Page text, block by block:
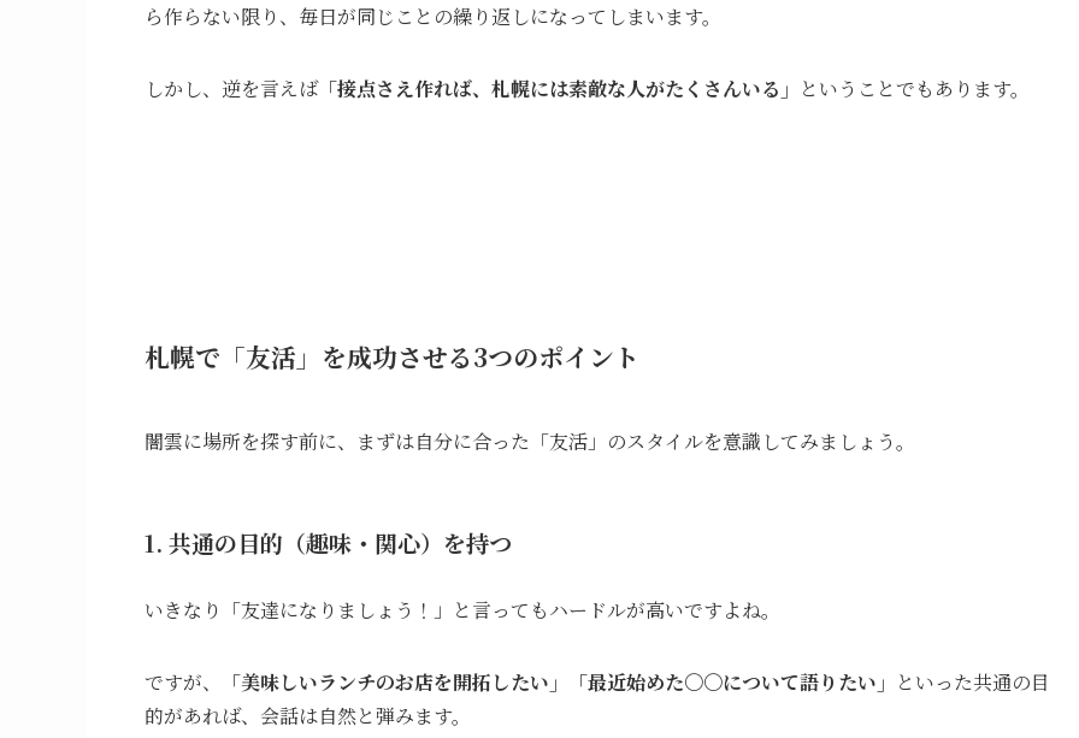
ら作らない限り、毎日が同じことの繰り返しになってしまいます。
しかし、逆を言えば「接点さえ作れば、札幌には素敵な人がたくさんいる」 ということでもあります。
札幌で「友活」を成功させる3つのポイント
闇雲に場所を探す前に、まずは自分に合った「友活」のスタイルを意識してみましょう。
1. 共通の目的（趣味・関心）を持つ
いきなり「友達になりましょう！」と言ってもハードルが高いですよね。
ですが、 「美味しいランチのお店を開拓したい」「最近始めた〇〇について語りたい」 といった共通の目
的があれば、会話は自然と弾みます。